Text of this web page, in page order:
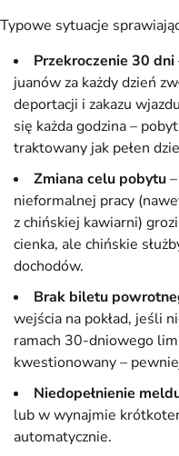
Typowe sytuacje
Przekroczenie 30 dni
juanów za każdy dzień
deportacji i zakazu
się każda godzina –
traktowany jak pełen
Zmiana celu pobytu
nieformalnej pracy
z chińskiej kawiarni)
cienka, ale chińskie
dochodów.
Brak biletu
wejścia na pokład, jeśli
ramach 30-dniowego
kwestionowany –
Niedopełnienie
lub w wynajmie
automatycznie.